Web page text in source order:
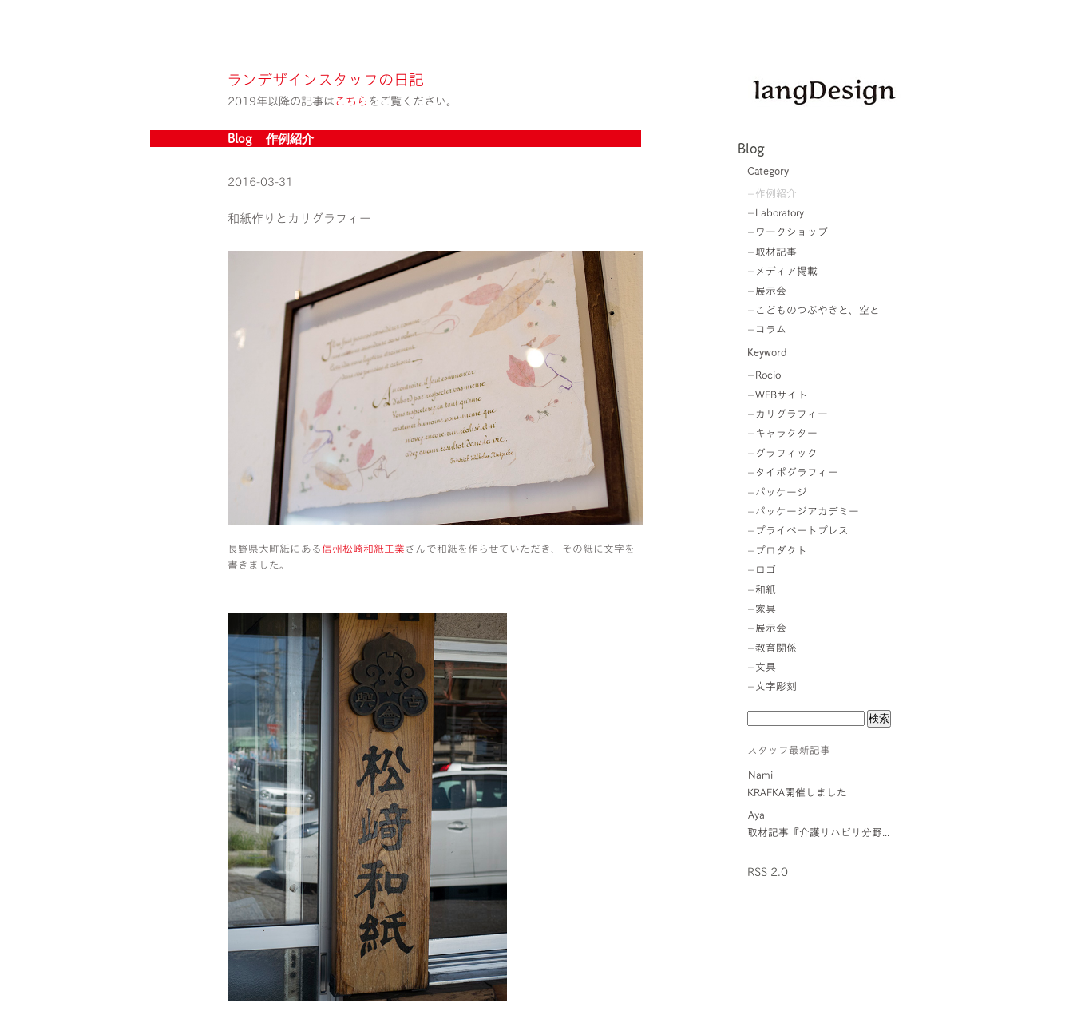
ランデザインスタッフの日記
2019年以降の記事は こちら をご覧ください。
Blog » 作例紹介
2016-03-31
和紙作りとカリグラフィー
長野県大町紙にある信州松崎和紙工業 さんで和紙を作らせていただき、その紙に文字を
書きました。
Blog
Category
作例紹介
Laboratory
ワークショップ
取材記事
メディア掲載
展示会
こどものつぶやきと、空と
コラム
Keyword
Rocio
WEBサイト
カリグラフィー
キャラクター
グラフィック
タイポグラフィー
パッケージ
パッケージアカデミー
プライベートプレス
プロダクト
ロゴ
和紙
家具
展示会
教育関係
文具
文字彫刻
スタッフ最新記事
Nami
KRAFKA開催しました
Aya
取材記事『介護リハビリ分野...
RSS 2.0